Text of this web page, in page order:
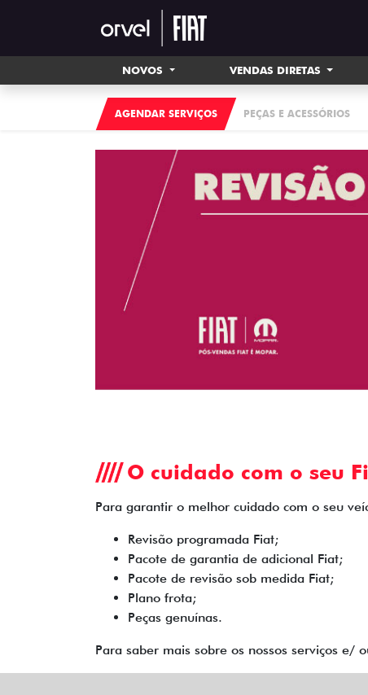
NOVOS VENDAS DIRETAS
AGENDAR SERVIÇOS PEÇAS E ACESSÓRIOS
O cuidado com o seu
Para garantir o melhor cuidado com o seu
Revisão programada Fiat;
Pacote de garantia de adicional Fiat;
Pacote de revisão sob medida Fiat;
Plano frota;
Peças genuínas.
Para saber mais sobre os nossos serviços